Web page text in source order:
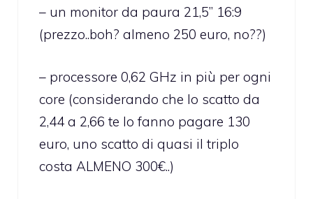
– un monitor da paura 21,5” 16:9
(prezzo..boh? almeno 250 euro, no??)
– processore 0,62 GHz in più per ogni
core (considerando che lo scatto da
2,44 a 2,66 te lo fanno pagare 130
euro, uno scatto di quasi il triplo
costa ALMENO 300€..)